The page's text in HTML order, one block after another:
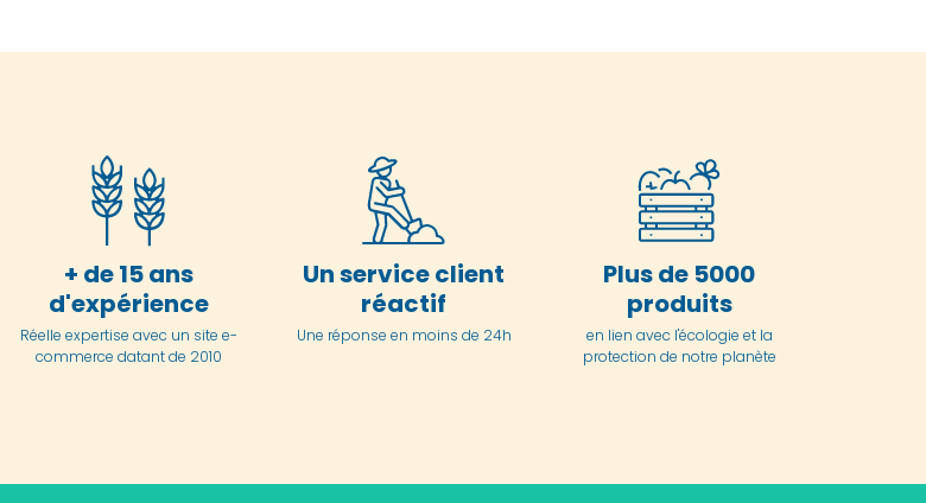
+ de 15 ans
d'expérience
Réelle expertise avec un site e-
commerce datant de 2010
Un service client
réactif
Une réponse en moins de 24h
Plus de 5000
produits
en lien avec l'écologie et la
protection de notre planète